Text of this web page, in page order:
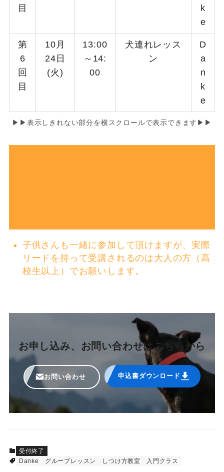
目
k
e
第
6
回
目
10月
24日
(火)
13:00
～14:
00
犬連れレッス
ン
D
a
n
k
e
▶▶表示しきれない部分を横スクロールで表示できます▶▶
子供さんも一緒に参加して頂けますが、実際
リードを持って受講されるのは大人の方（高
校生以上）でお願いします。
お申し込み、お問い合わせはこちらから
お問い合わせ 申込書ダウンロード
受付終了
Danke
グループレッスン しつけ方教室 入門クラス